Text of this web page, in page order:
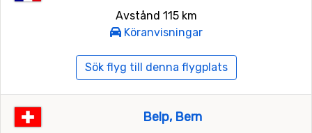
Avstånd 115 km
Köranvisningar
Sök flyg till denna flygplats
Belp, Bern